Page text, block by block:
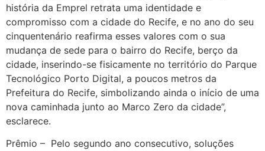
história da Emprel retrata uma identidade e
compromisso com a cidade do Recife, e no ano do seu
cinquentenário reafirma esses valores com o sua
mudança de sede para o bairro do Recife, berço da
cidade, inserindo-se fisicamente no território do Parque
Tecnológico Porto Digital, a poucos metros da
Prefeitura do Recife, simbolizando ainda o início de uma
nova caminhada junto ao Marco Zero da cidade”,
esclarece.
Prêmio – Pelo segundo ano consecutivo, soluções